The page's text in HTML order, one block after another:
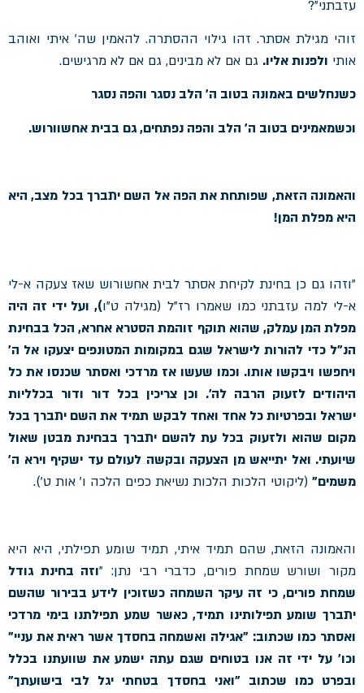
עזבתני"?
זוהי מגילת אסתר. זהו גילוי ההסתרה. להאמין שה' איתי ואוהב
אותי ולפנות אליו. גם אם לא מבינים, גם אם לא מרגישים.
כשנחלשים באמונה בטוב ה' הלב נסגר והפה נסגר
וכשמאמינים בטוב ה' הלב והפה נפתחים, גם בבית אחשוורוש.
והאמונה הזאת, שפותחת את הפה אל השם יתברך בכל מצב, היא
היא מפלת המן!
"וזהו גם כן בחינת לקיחת אסתר לבית אחשורוש שאז צעקה א-לי
א-לי למה עזבתני כמו שאמרו רז"ל (מגילה ט"ו), ועל ידי זה היה
מפלת המן עמלק, שהוא תוקף זוהמת הסטרא אחרא, הכל בבחינת
הנ"ל כדי להורות לישראל שגם במקומות המטונפים יצעקו אל ה'
ויחפשו ויבקשו אותו. וכמו שעשו אז מרדכי ואסתר שכנסו את כל
היהודים לזעוק הרבה לה'. וכן צריכין בכל דור ודור בכלליות
ישראל ובפרטיות כל אחד ואחד לבקש תמיד את השם יתברך בכל
מקום שהוא ולזעוק בכל עת להשם יתברך בבחינת מבטן שאול
שיועתי. ואל יתייאש מן הצעקה ובקשה לעולם עד ישקיף וירא ה'
משמים" (ליקוטי הלכות הלכות נשיאת כפים הלכה ו' אות ט').
והאמונה הזאת, שהם תמיד איתי, תמיד שומע תפילתי, היא היא
מקור ושורש שמחת פורים, כדברי רבי נתן: "וזה בחינת גודל
שמחת פורים, כי זה עיקר השמחה כשזוכין לידע בבירור שהשם
יתברך שומע תפילותינו תמיד, כאשר שמע תפילתנו בימי מרדכי
ואסתר כמו שכתוב: "אגילה ואשמחה בחסדך אשר ראית את עניי"
וכו' על ידי זה אנו בטוחים שגם עתה ישמע את שוועתנו בכלל
ובפרט כמו שכתוב "ואני בחסדך בטחתי יגל לבי בישועתך"